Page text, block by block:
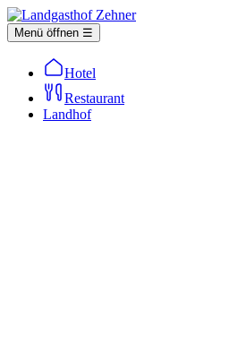
Menü öffnen ☰
Hotel
Restaurant
Landhof